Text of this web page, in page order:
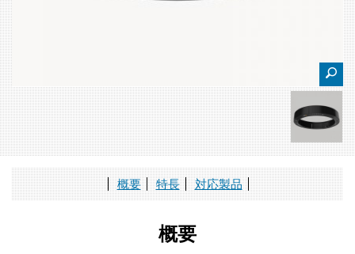
概要 特長 対応製品
概要